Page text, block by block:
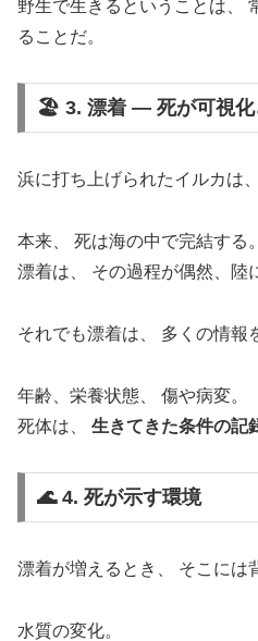
野生で生きるということは、
ることだ。
🏖️ 3. 漂着 ― 死が可視化
浜に打ち上げられたイルカは
本来、 死は海の中で完結する。
漂着は、 その過程が偶然、陸
それでも漂着は、 多くの情報
年齢、栄養状態、 傷や病変。
死体は、 生きてきた条件の記
🌊 4. 死が示す環境
漂着が増えるとき、 そこには
水質の変化。